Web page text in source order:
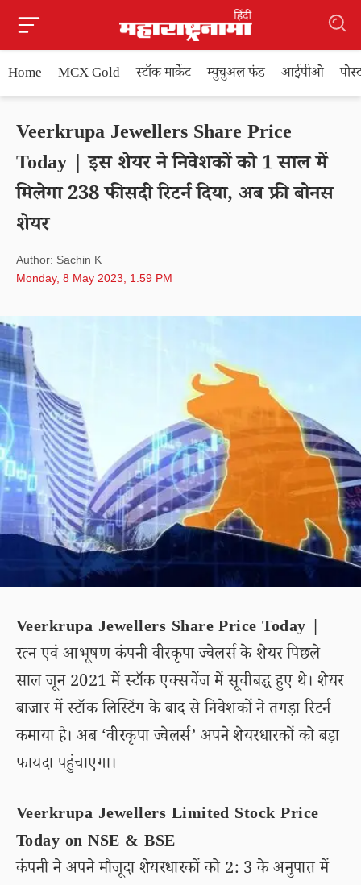
Home MCX Gold स्टॉक मार्केट म्युचुअल फंड आईपीओ
Veerkrupa Jewellers Share Price
Today | इस शेयर ने निवेशकों को 1 साल में
मिलेगा 238 फीसदी रिटर्न दिया, अब फ्री बोनस
शेयर
Author: Sachin K
Monday, 8 May 2023, 1.59 PM
Veerkrupa Jewellers Share Price Today |
रत्न एवं आभूषण कंपनी वीरकृपा ज्वेलर्स के शेयर पिछले
साल जून 2021 में स्टॉक एक्सचेंज में सूचीबद्ध हुए थे। शेयर
बाजार में स्टॉक लिस्टिंग के बाद से निवेशकों ने तगड़ा रिटर्न
कमाया है। अब ‘वीरकृपा ज्वेलर्स’ अपने शेयरधारकों को बड़ा
फायदा पहुंचाएगा।
Veerkrupa Jewellers Limited Stock Price
Today on NSE & BSE
कंपनी ने अपने मौजूदा शेयरधारकों को 2: 3 के अनुपात में